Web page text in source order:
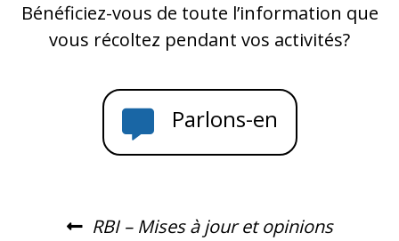
Bénéficiez-vous de toute l’information que
vous récoltez pendant vos activités?
Parlons-en
RBI – Mises à jour et opinions